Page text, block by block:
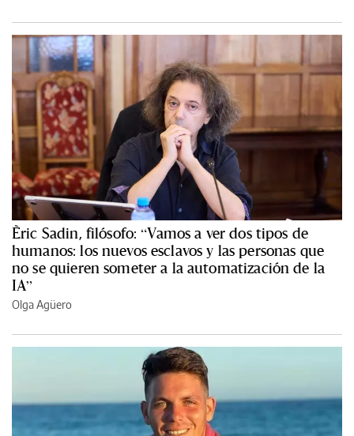
Èric Sadin, filósofo: “Vamos a ver dos tipos de
humanos: los nuevos esclavos y las personas que
no se quieren someter a la automatización de la
IA”
Olga Agüero